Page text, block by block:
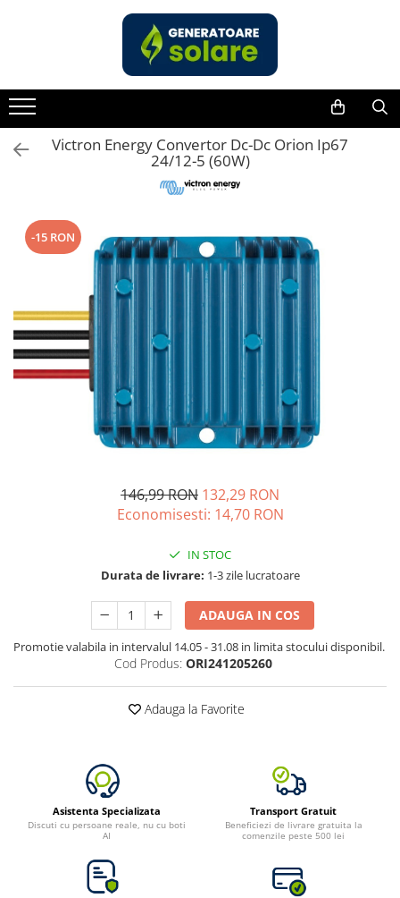
Acasa
Statii de Alimentare Portabile
Cauta dupa capacitate
Intre 2000-3000W
Peste 3000W
Cauta dupa marca
EcoFlow
Anker
Pecron
Oscal
Vezi toate statiile
Accesorii Statii de Alimentare
Cauta dupa marca
EcoFlow
Panouri Solare Pliabile
Cauta dupa marca
Bluetti
Victron Energy Convertor Dc-Dc Orion Ip67
24/12-5 (60W)
-15 RON
146,99 RON 132,29 RON
Economisesti: 14,70 RON
IN STOC
Durata de livrare: 1-3 zile lucratoare
ADAUGA IN COS
Promotie valabila in intervalul 14.05 - 31.08 in limita stocului disponibil.
Cod Produs: ORI241205260
Adauga la Favorite
Asistenta Specializata
Discuti cu persoane reale, nu cu boti
AI
Transport Gratuit
Beneficiezi de livrare gratuita la
comenzile peste 500 lei